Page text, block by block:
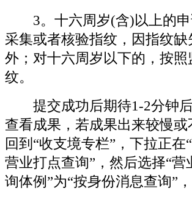
3。十六周岁(含)以上的申
采集或者核验指纹，因指纹
外；对十六周岁以下的，按
纹。
提交成功后期待1-2分钟后
查看成果，若成果出来较慢
回到“收支境专栏”，下拉正
营业打点查询”，然后选择“营
询体例”为“按身份消息查询”